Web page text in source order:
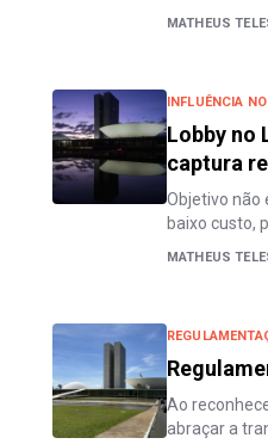
MATHEUS
INFLUÊNCIA
Lobby no
captura
Objetivo não
baixo custo,
MATHEUS
Ao
abraçar a